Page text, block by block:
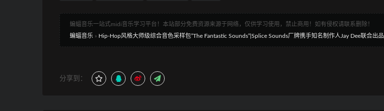
蝙蝠音乐一站式midi音乐学习平台！本站部分免费资源来源于网络，仅供学习使用，禁止商用！如有侵权请联系删除！
蝙蝠音乐 » Hip-Hop风格大师级综合音色采样包”The Fantastic Sounds”|Splice Sounds厂牌携手知名制作人Jay Dee联合出品
分享到：